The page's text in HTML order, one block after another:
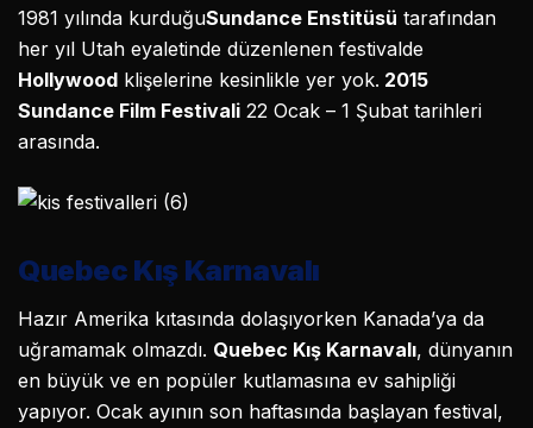
1981 yılında kurduğuSundance Enstitüsü tarafından
her yıl Utah eyaletinde düzenlenen festivalde
Hollywood klişelerine kesinlikle yer yok. 2015
Sundance Film Festivali 22 Ocak – 1 Şubat tarihleri
arasında.
Quebec Kış Karnavalı
Hazır Amerika kıtasında dolaşıyorken Kanada’ya da
uğramamak olmazdı. Quebec Kış Karnavalı, dünyanın
en büyük ve en popüler kutlamasına ev sahipliği
yapıyor. Ocak ayının son haftasında başlayan festival,